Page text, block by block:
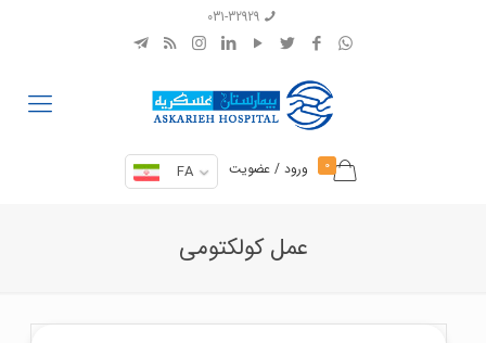
031-32929
0 ورود / عضویت FA
عمل کولکتومی